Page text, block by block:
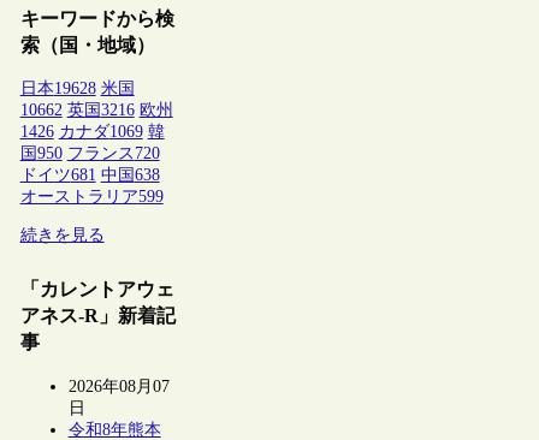
キーワードから検
索（国・地域）
日本19628 米国
10662 英国 3216 欧州
1426 カナダ1069 韓
国 950 フランス 720
ドイツ681 中国 638
オーストラリア599
続きを見る
「カレントアウェ
アネス-R」新着記
事
2026年08月07
日
令和8年熊本